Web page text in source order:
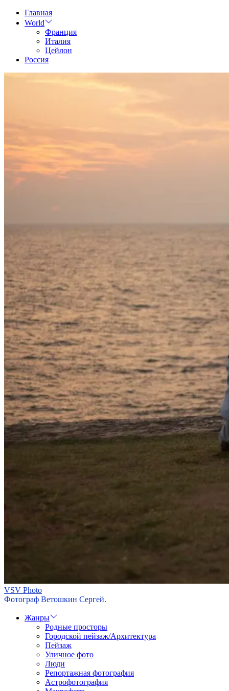
Skip
Главная
World
Франция
Италия
Цейлон
Россия
VSV Photo
Фотограф Ветошкин Сергей.
Жанры
Родные просторы
Городской пейзаж/Архитектура
Пейзаж
Уличное фото
Люди
Репортажная фотография
Астрофотография